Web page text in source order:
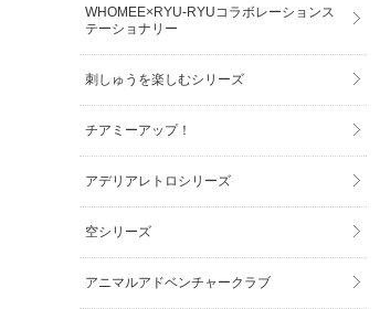
WHOMEE×RYU-RYUコラボレーションス
テーショナリー
刺しゅうを楽しむシリーズ
チアミーアップ！
アデリアレトロシリーズ
空シリーズ
アニマルアドベンチャークラブ